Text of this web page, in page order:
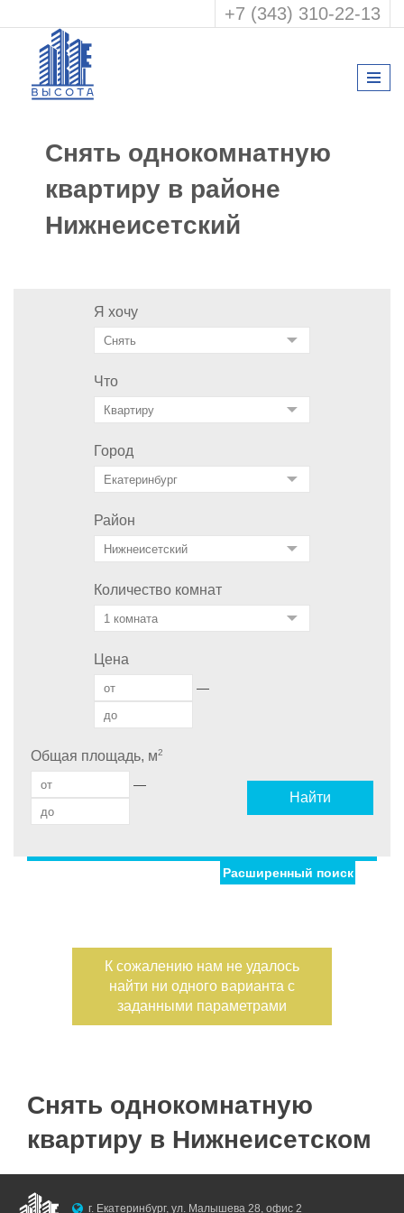
+7 (343) 310-22-13
Снять однокомнатную
квартиру в районе
Нижнеисетский
Я хочу
Что
Город
Район
Количество комнат
Цена
—
Общая площадь, м2
—
Найти
Дом
Жилая площадь
Площадь кухни
—
Балконов
—
Расширенный поиск
Снять однокомнатную
квартиру в Нижнеисетском
К сожалению нам не удалось
найти ни одного варианта с
заданными параметрами
г. Екатеринбург, ул. Малышева 28, офис 2